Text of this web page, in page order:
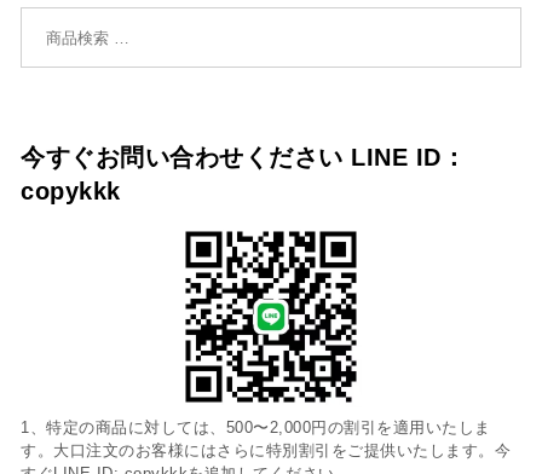
今すぐお問い合わせください LINE ID：
copykkk
1、特定の商品に対しては、500〜2,000円の割引を適用いたしま
す。大口注文のお客様にはさらに特別割引をご提供いたします。今